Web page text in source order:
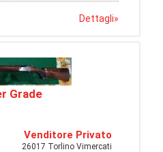
Dettagli»
Grade
Venditore Privato
26017 Torlino Vimercati